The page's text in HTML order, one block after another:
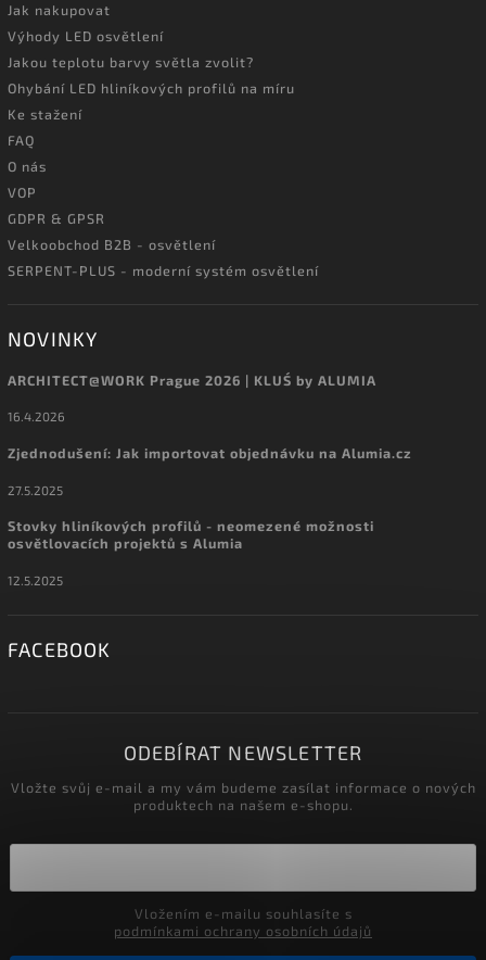
Jak nakupovat
Výhody LED osvětlení
Jakou teplotu barvy světla zvolit?
Ohybání LED hliníkových profilů na míru
Ke stažení
FAQ
O nás
VOP
GDPR & GPSR
Velkoobchod B2B - osvětlení
SERPENT-PLUS - moderní systém osvětlení
NOVINKY
ARCHITECT@WORK Prague 2026 | KLUŚ by ALUMIA
16.4.2026
Zjednodušení: Jak importovat objednávku na Alumia.cz
27.5.2025
Stovky hliníkových profilů - neomezené možnosti
osvětlovacích projektů s Alumia
12.5.2025
FACEBOOK
ODEBÍRAT NEWSLETTER
Vložte svůj e-mail a my vám budeme zasílat informace o nových
produktech na našem e-shopu.
podmínkami ochrany osobních údajů